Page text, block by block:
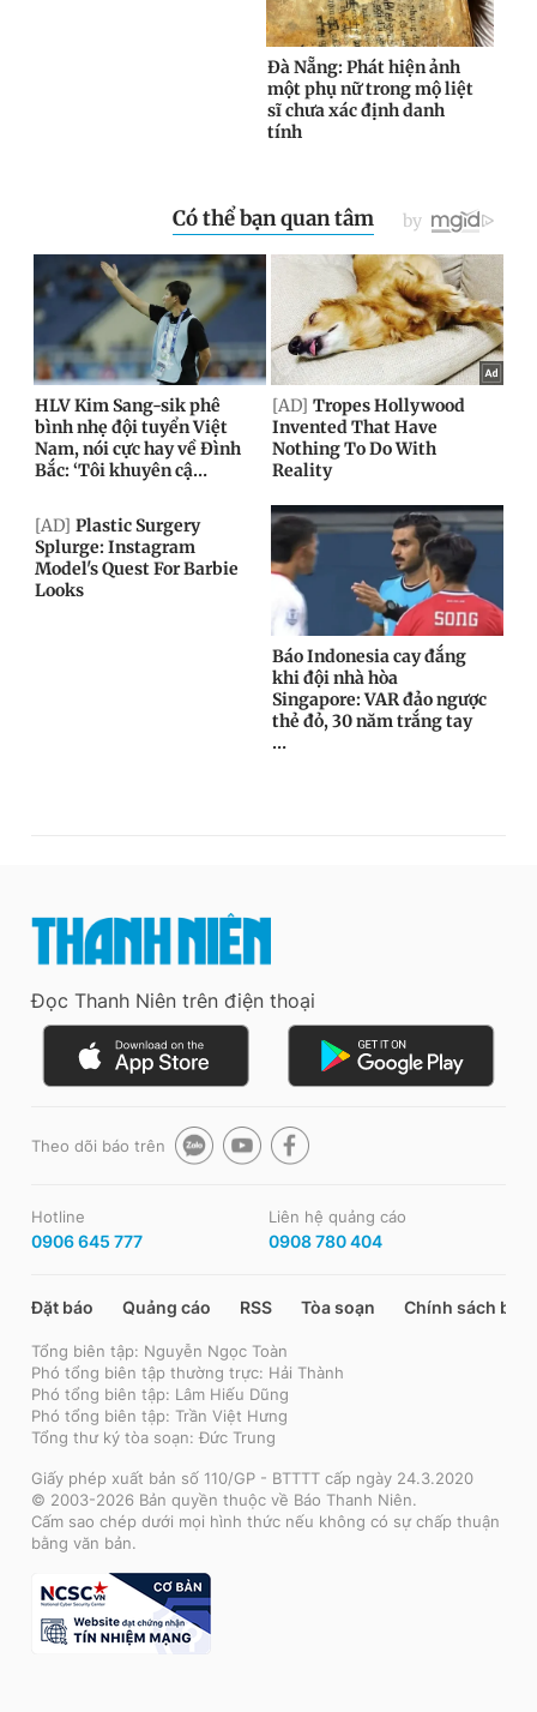
Đọc Thanh Niên trên điện thoại
Theo dõi báo trên
Hotline
0906 645 777
Liên hệ quảng cáo
0908 780 404
Đặt báo Quảng cáo RSS Tòa soạn Chính sách bảo
Tổng biên tập: Nguyễn Ngọc Toàn
Phó tổng biên tập thường trực: Hải Thành
Phó tổng biên tập: Lâm Hiếu Dũng
Phó tổng biên tập: Trần Việt Hưng
Tổng thư ký tòa soạn: Đức Trung
Giấy phép xuất bản số 110/GP - BTTTT cấp ngày 24.3.2020
© 2003-2026 Bản quyền thuộc về Báo Thanh Niên.
Cấm sao chép dưới mọi hình thức nếu không có sự chấp thuận
bằng văn bản.